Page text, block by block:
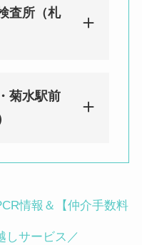
園大通検査
／さっぽろ
徒歩２０分
２４分／ 狸
査所（札
園検査所
南郷７丁目
菊水駅前
）
二条2-3-1ア
情報＆【仲介手数料
しサービス／